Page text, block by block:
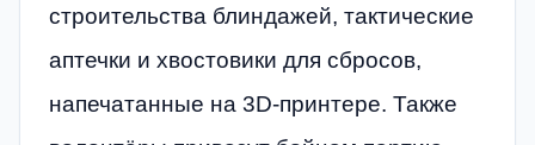
строительства блиндажей, тактические
аптечки и хвостовики для сбросов,
напечатанные на 3D-принтере. Также